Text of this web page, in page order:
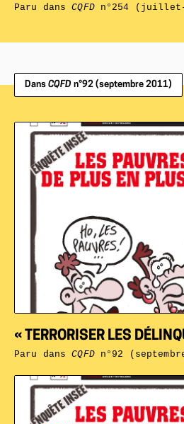
Paru dansCQFDn°254 (juillet-
Dans CQFD n°92 (septembre 2011)
« TERRORISER LES
Paru dansCQFDn°92